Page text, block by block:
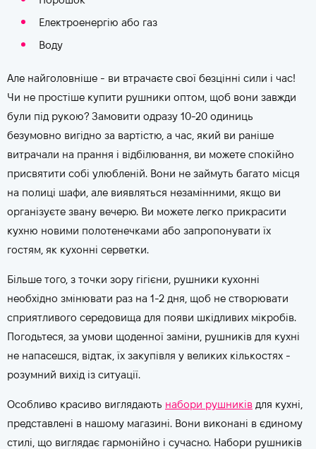
Електроенергію або газ
Воду
Але найголовніше - ви втрачаєте свої безцінні сили і час!
Чи не простіше купити рушники оптом, щоб вони завжди
були під рукою? Замовити одразу 10-20 одиниць
безумовно вигідно за вартістю, а час, який ви раніше
витрачали на прання і відбілювання, ви можете спокійно
присвятити собі улюбленій. Вони не займуть багато місця
на полиці шафи, але виявляться незамінними, якщо ви
організуєте звану вечерю. Ви можете легко прикрасити
кухню новими полотенечками або запропонувати їх
гостям, як кухонні серветки.
Більше того, з точки зору гігієни, рушники кухонні
необхідно змінювати раз на 1-2 дня, щоб не створювати
сприятливого середовища для появи шкідливих мікробів.
Погодьтеся, за умови щоденної заміни, рушників для кухні
не напасешся, відтак, їх закупівля у великих кількостях -
розумний вихід із ситуації.
Особливо красиво виглядають набори рушників для кухні,
представлені в нашому магазині. Вони виконані в єдиному
стилі, що виглядає гармонійно і сучасно. Набори рушників